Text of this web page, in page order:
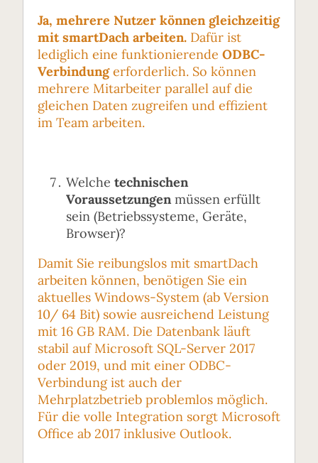
Ja, mehrere Nutzer können gleichzeitig
mit smartDach arbeiten. Dafür ist
lediglich eine funktionierende ODBC-
Verbindungerforderlich. So können
mehrere Mitarbeiter parallel auf die
gleichen Daten zugreifen und effizient
im Team arbeiten.
Welche technischen
Voraussetzungen müssen erfüllt
sein (Betriebssysteme, Geräte,
Browser)?
Damit Sie reibungslos mit smartDach
arbeiten können, benötigen Sie ein
aktuelles Windows-System (ab Version
10/ 64 Bit) sowie ausreichend Leistung
mit 16 GB RAM. Die Datenbank läuft
stabil auf Microsoft SQL-Server 2017
oder 2019, und mit einer ODBC-
Verbindung ist auch der
Mehrplatzbetrieb problemlos möglich.
Für die volle Integration sorgt Microsoft
Office ab 2017 inklusive Outlook.